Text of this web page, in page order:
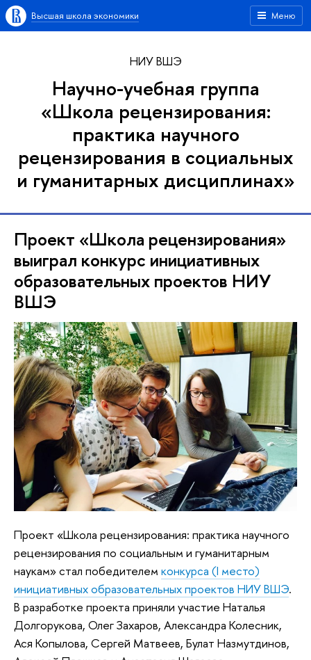
Меню
Высшая школа экономики
НИУ ВШЭ
Научно-учебная группа
«Школа рецензирования:
практика научного
рецензирования в социальных
и гуманитарных дисциплинах»
Проект «Школа рецензирования»
выиграл конкурс инициативных
образовательных проектов НИУ
ВШЭ
Проект «Школа рецензирования: практика научного
рецензирования по социальным и гуманитарным
наукам» стал победителем конкурса (I место)
инициативных образовательных проектов НИУ ВШЭ.
В разработке проекта приняли участие Наталья
Долгорукова, Олег Захаров, Александра Колесник,
Ася Копылова, Сергей Матвеев, Булат Назмутдинов,